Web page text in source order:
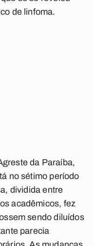
de linfoma.
da Paraíba,
no sétimo período
dividida entre
acadêmicos, fez
sendo diluídos
parecia